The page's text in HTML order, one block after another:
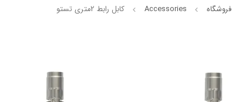
فروشگاه Accessories کابل رابط 2متری تستو